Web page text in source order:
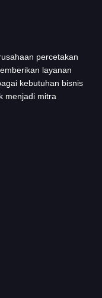
percetakan
layanan
kebutuhan bisnis
menjadi mitra